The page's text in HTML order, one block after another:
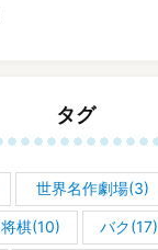
タグ
世界名作劇場(3)
将棋(10) バク(17)